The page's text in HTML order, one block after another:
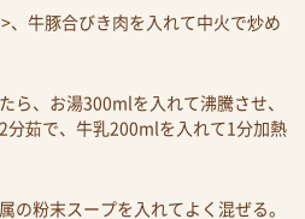
、牛豚合びき肉を入れて中火で炒め
ら、お湯300mlを入れて沸騰させ、
分茹で、牛乳200mlを入れて1分加熱
の粉末スープを入れてよく混ぜる。